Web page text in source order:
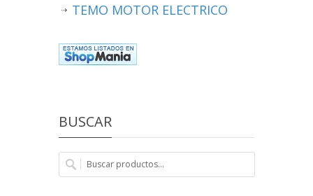
TEMO MOTOR ELECTRICO
BUSCAR